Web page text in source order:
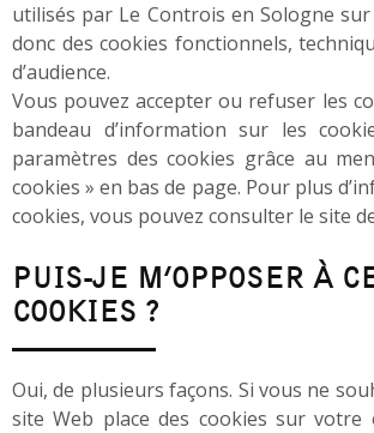
utilisés par Le Controis en Sologne
donc des cookies fonctionnels,
d’audience.
Vous pouvez accepter ou refuser les
bandeau d’information sur les
paramètres des cookies grâce au
cookies » en bas de page. Pour plus
cookies, vous pouvez consulter le site
PUIS-JE M’OPPOSER À
COOKIES ?
Oui, de plusieurs façons. Si vous ne
site Web place des cookies sur votre